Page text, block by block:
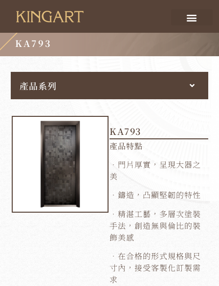
KA793
產品系列
KA793
產品特點
．門片厚實，呈現大器之
美
．鑄造，凸顯堅韌的特性
．精湛工藝，多層次塗裝
手法，創造無與倫比的裝
飾美感
．在合格的形式規格與尺
寸內，接受客製化訂製需
求